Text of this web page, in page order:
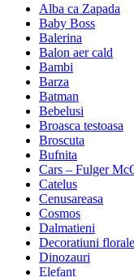
Alba ca Zapada
Baby Boss
Balerina
Balon aer cald
Bambi
Barza
Batman
Bebelusi
Broasca testoasa
Broscuta
Bufnita
Cars – Fulger
Catelus
Cenusareasa
Cosmos
Dalmatieni
Decoratiuni florale
Dinozauri
Elefant